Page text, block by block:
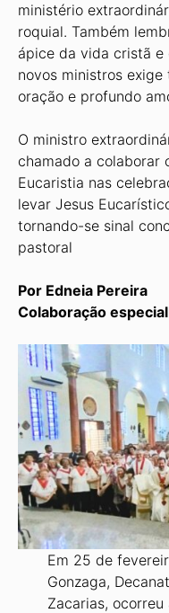
ministério
roquial. Também
ápice da vida cristã e
novos minis­tros
oração e profundo
O ministro
chamado a cola­borar
Eucaristia nas
levar Jesus
tornando-se sinal
pastoral
Por Edneia Pereira
Colaboração
Em 25 de
Gonzaga,
Zacarias, ocorreu